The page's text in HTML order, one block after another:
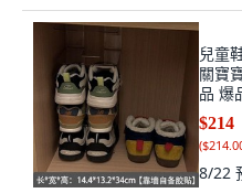
兒童
關寶
品 爆
盒-
4格
$214
(
8/22